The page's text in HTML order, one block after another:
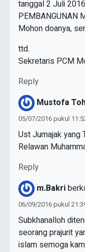
tanggal 2 Juli
PEMBANGUNAN
Mohon doanya,
ttd.
Sekretaris PCM
Reply
Mustofa
05/07/2016 pukul
Ust Jumajak yang
Relawan
Reply
m.Bakri
06/09/2016 pukul
Subkhanalloh
seorang prajurit
islam semoga